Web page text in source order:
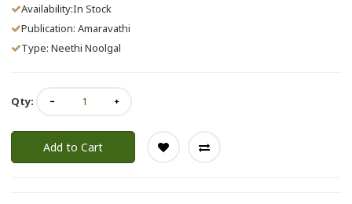
Availability:In Stock
Publication: Amaravathi
Type: Neethi Noolgal
Qty:
Add to Cart